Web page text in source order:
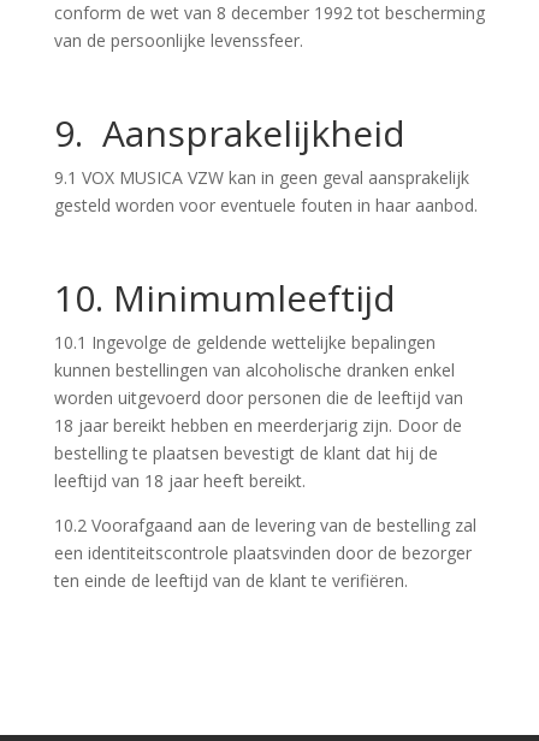
conform de wet van 8 december 1992 tot bescherming
van de persoonlijke levenssfeer.
9. Aansprakelijkheid
9.1 VOX MUSICA VZW kan in geen geval aansprakelijk
gesteld worden voor eventuele fouten in haar aanbod.
10. Minimumleeftijd
10.1 Ingevolge de geldende wettelijke bepalingen
kunnen bestellingen van alcoholische dranken enkel
worden uitgevoerd door personen die de leeftijd van
18 jaar bereikt hebben en meerderjarig zijn. Door de
bestelling te plaatsen bevestigt de klant dat hij de
leeftijd van 18 jaar heeft bereikt.
10.2 Voorafgaand aan de levering van de bestelling zal
een identiteitscontrole plaatsvinden door de bezorger
ten einde de leeftijd van de klant te verifiëren.